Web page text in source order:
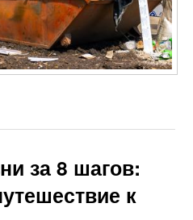
за 8 шагов:
к